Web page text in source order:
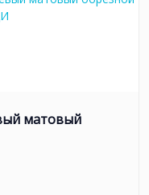
матовый